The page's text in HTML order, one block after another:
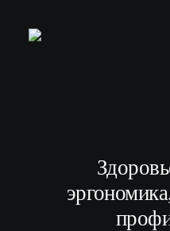
МОДЕЛЯМ
ВЫПУСКНИКИ